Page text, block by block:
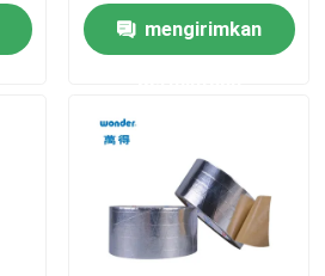
air
mengirimkan